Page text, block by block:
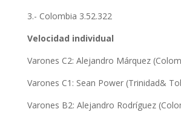
3.- Colombia 3.52.322
Velocidad individual
Varones C2: Alejandro Márquez
Varones C1: Sean Power (Trinidad&
Varones B2: Alejandro Rodríguez